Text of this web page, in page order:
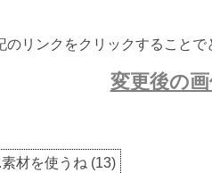
のリンクをクリックすることで
変更後の画
材を使うね (13)